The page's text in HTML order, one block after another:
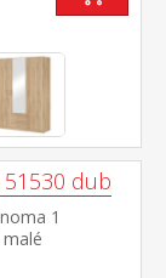
51530 dub
1
51535